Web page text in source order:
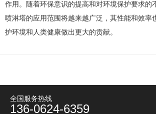
作用。随着环保意识的提高和对环境保护要求的
喷淋塔的应用范围将越来越广泛，其性能和效率
护环境和人类健康做出更大的贡献。
全国服务热线
136-0624-6359